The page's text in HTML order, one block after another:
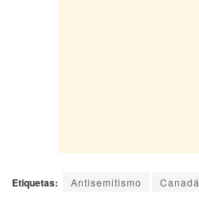
Etiquetas: Antisemitismo Canadá